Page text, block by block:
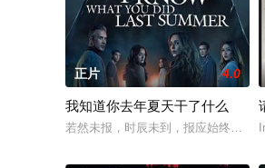
正片 4.0
我知道你去年夏天干了什么
若然未报，时辰未到，报应始终会来